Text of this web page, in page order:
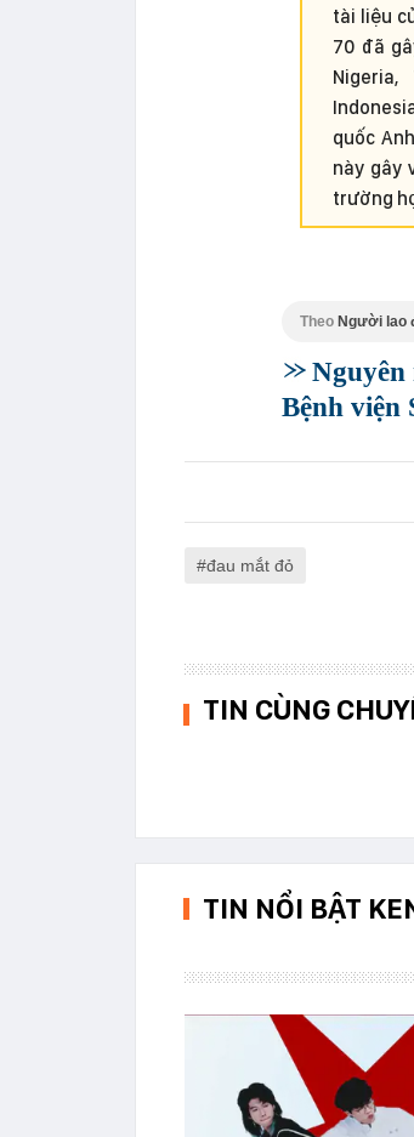
tài liệu
70 đã
Nigeria,
quốc
này gây
trường
Theo Người lao
Nguyên
Bệnh viện
đau mắt đỏ
TIN CÙNG
TIN NỔI BẬT